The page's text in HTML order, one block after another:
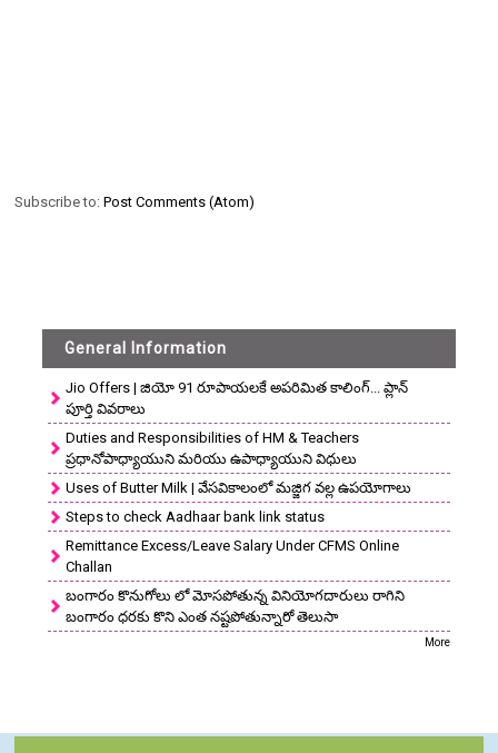
Subscribe to:Post Comments (Atom)
General Information
Jio Offers | జియో 91 రూపాయలకే అపరిమిత కాలింగ్... ప్లాన్
పూర్తి వివరాలు
Duties and Responsibilities of HM & Teachers
ప్రధానోపాధ్యాయుని మరియు ఉపాధ్యాయుని విధులు
Uses of Butter Milk | వేసవికాలంలో మజ్జిగ వల్ల ఉపయోగాలు
Steps to check Aadhaar bank link status
Remittance Excess/Leave Salary Under CFMS Online
Challan
బంగారం కొనుగోలు లో మోసపోతున్న వినియోగదారులు రాగిని
బంగారం ధరకు కొని ఎంత నష్టపోతున్నారో తెలుసా
More